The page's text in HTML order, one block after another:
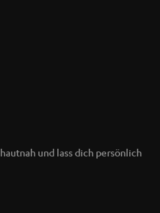
und lass dich persönlich